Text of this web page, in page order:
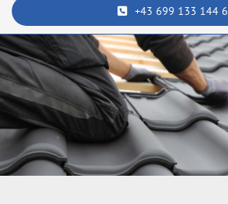
+43 699 133 144